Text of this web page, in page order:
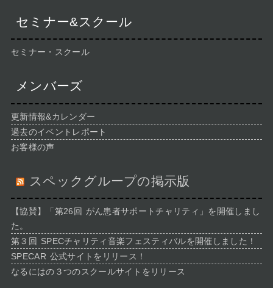
セミナー&スクール
セミナー・スクール
メンバーズ
更新情報&カレンダー
過去のイベントレポート
お客様の声
スペックグループの掲示版
【協賛】「第26回 がん患者サポートチャリティ」を開催しまし
た。
第３回 SPECチャリティ音楽フェスティバルを開催しました！
SPECAR 公式サイトをリリース！
なるにはの３つのスクールサイトをリリース